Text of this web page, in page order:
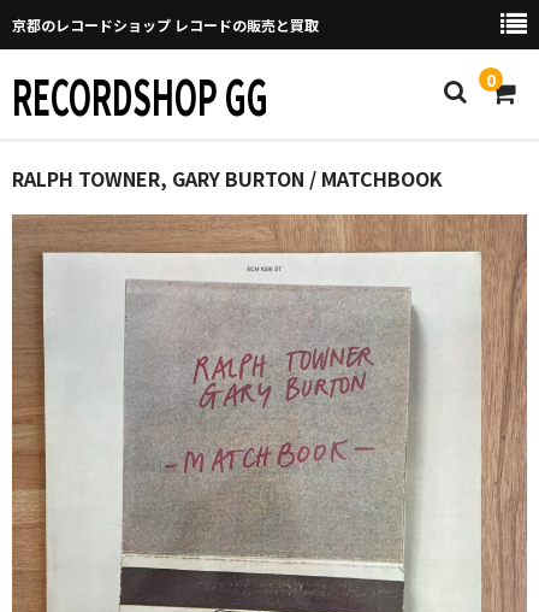
京都のレコードショップ レコードの販売と買取
RECORDSHOP GG 0
Home
マイページ
GGについて
買取について
取り置きなどについて
Categories
New Arrivals
GG RECORD （当店のレーベル）
RALPH TOWNER, GARY BURTON / MATCHBOOK